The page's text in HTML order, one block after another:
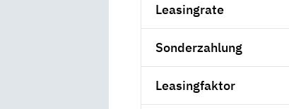
Leasingrate
Sonderzahlung
Leasingfaktor